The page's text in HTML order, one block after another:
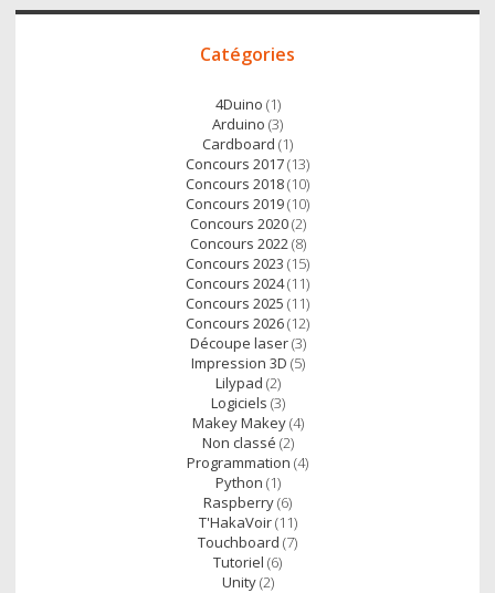
Raspberry
en
liaison
série
avec
PySerial
Accès
Catégories
4Duino (1)
Arduino (3)
Cardboard (1)
Concours 2017(13)
Concours 2018(10)
Concours 2019(10)
Concours 2020(2)
Concours 2022(8)
Concours 2023 (15)
Concours 2024(11)
Concours 2025 (11)
Concours 2026(12)
Découpe laser(3)
Impression 3D (5)
Lilypad (2)
Logiciels (3)
Makey Makey(4)
Non classé (2)
Programmation (4)
Python (1)
Raspberry(6)
T'HakaVoir(11)
Touchboard (7)
Tutoriel (6)
Unity(2)